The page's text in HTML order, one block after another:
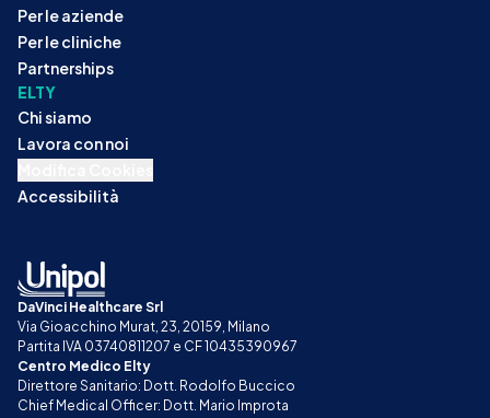
Per le aziende
Per le cliniche
Partnerships
ELTY
Chi siamo
Lavora con noi
Accessibilità
DaVinci Healthcare Srl
Via Gioacchino Murat, 23, 20159, Milano
Partita IVA 03740811207 e CF 10435390967
Centro Medico Elty
Direttore Sanitario: Dott. Rodolfo Buccico
Chief Medical Officer: Dott. Mario Improta